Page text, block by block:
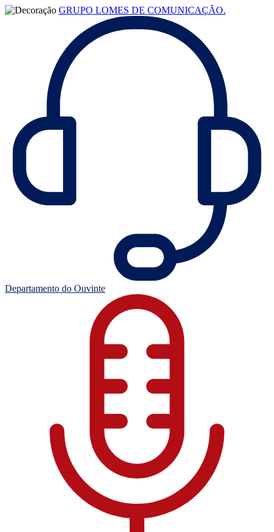
GRUPO LOMES DE COMUNICAÇÃO.
Departamento do Ouvinte